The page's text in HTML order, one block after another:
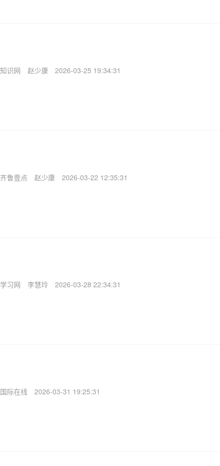
知识网 赵少康 2026-03-25 19:34:31
齐鲁壹点 赵少康 2026-03-22 12:35:31
学习网 李慧玲 2026-03-28 22:34:31
国际在线 2026-03-31 19:25:31